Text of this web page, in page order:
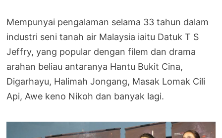
Mempunyai pengalaman selama 33 tahun dalam
industri seni tanah air Malaysia iaitu Datuk T S
Jeffry, yang popular dengan filem dan drama
arahan beliau antaranya Hantu Bukit Cina,
Digarhayu, Halimah Jongang, Masak Lomak Cili
Api, Awe keno Nikoh dan banyak lagi.